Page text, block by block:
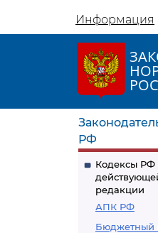
Информация
РФ
Кодексы РФ
редакции
АПК РФ
Бюджетный